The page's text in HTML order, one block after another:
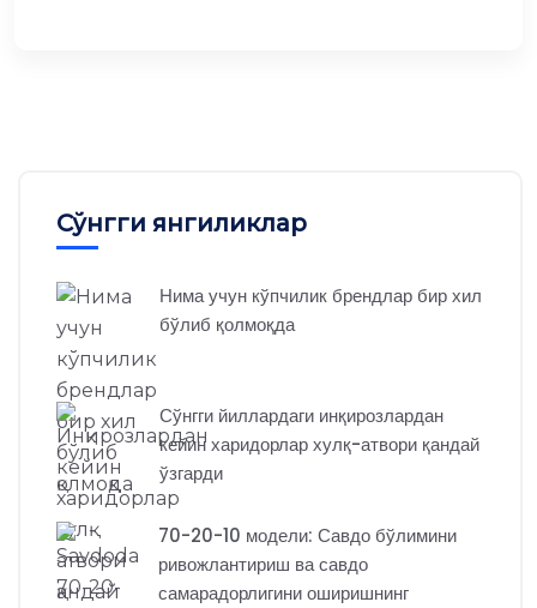
Сўнгги янгиликлар
Нима учун кўпчилик брендлар бир хил
бўлиб қолмоқда
Сўнгги йиллардаги инқирозлардан
кейин харидорлар хулқ-атвори қандай
ўзгарди
70-20-10 модели: Савдо бўлимини
ривожлантириш ва савдо
самарадорлигини оширишнинг